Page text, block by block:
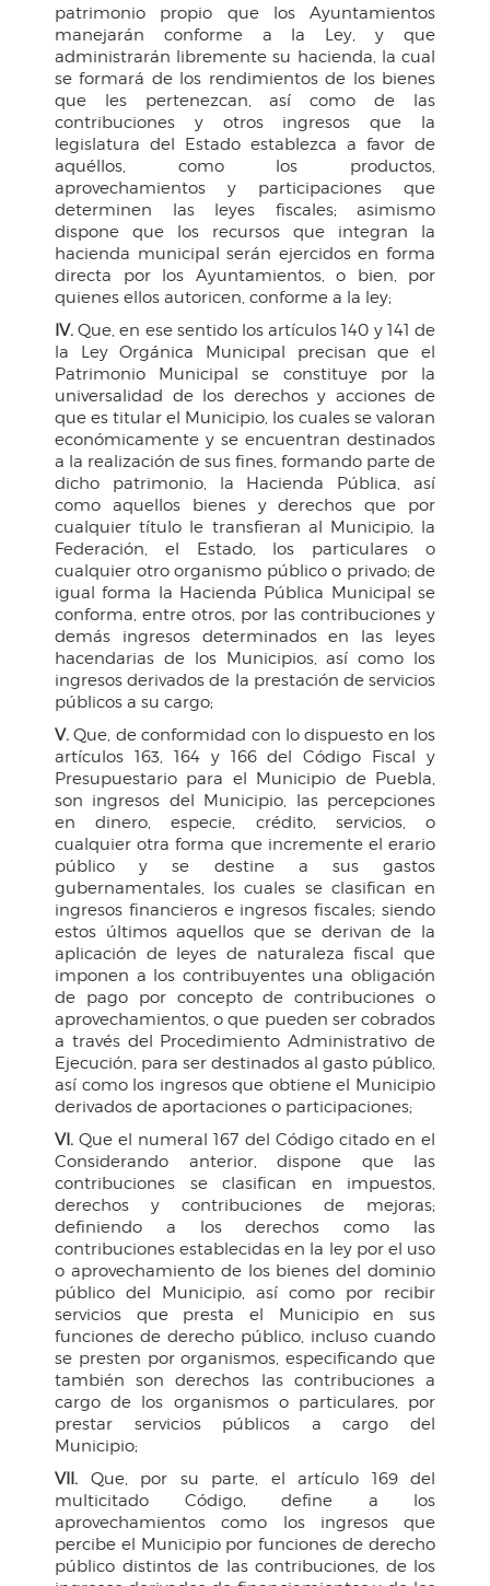
patrimonio propio que los Ayuntamientos
manejarán conforme a la Ley, y que
administrarán libremente su hacienda, la cual
se formará de los rendimientos de los bienes
que les pertenezcan, así como de las
contribuciones y otros ingresos que la
legislatura del Estado establezca a favor de
aquéllos, como los productos,
aprovechamientos y participaciones que
determinen las leyes fiscales; asimismo
dispone que los recursos que integran la
hacienda municipal serán ejercidos en forma
directa por los Ayuntamientos, o bien, por
quienes ellos autoricen, conforme a la ley;
IV. Que, en ese sentido los artículos 140 y 141 de
la Ley Orgánica Municipal precisan que el
Patrimonio Municipal se constituye por la
universalidad de los derechos y acciones de
que es titular el Municipio, los cuales se valoran
económicamente y se encuentran destinados
a la realización de sus fines, formando parte de
dicho patrimonio, la Hacienda Pública, así
como aquellos bienes y derechos que por
cualquier título le transfieran al Municipio, la
Federación, el Estado, los particulares o
cualquier otro organismo público o privado; de
igual forma la Hacienda Pública Municipal se
conforma, entre otros, por las contribuciones y
demás ingresos determinados en las leyes
hacendarias de los Municipios, así como los
ingresos derivados de la prestación de servicios
públicos a su cargo;
V. Que, de conformidad con lo dispuesto en los
artículos 163, 164 y 166 del Código Fiscal y
Presupuestario para el Municipio de Puebla,
son ingresos del Municipio, las percepciones
en dinero, especie, crédito, servicios, o
cualquier otra forma que incremente el erario
público y se destine a sus gastos
gubernamentales, los cuales se clasifican en
ingresos financieros e ingresos fiscales; siendo
estos últimos aquellos que se derivan de la
aplicación de leyes de naturaleza fiscal que
imponen a los contribuyentes una obligación
de pago por concepto de contribuciones o
aprovechamientos, o que pueden ser cobrados
a través del Procedimiento Administrativo de
Ejecución, para ser destinados al gasto público,
así como los ingresos que obtiene el Municipio
derivados de aportaciones o participaciones;
VI. Que el numeral 167 del Código citado en el
Considerando anterior, dispone que las
contribuciones se clasifican en impuestos,
derechos y contribuciones de mejoras;
definiendo a los derechos como las
contribuciones establecidas en la ley por el uso
o aprovechamiento de los bienes del dominio
público del Municipio, así como por recibir
servicios que presta el Municipio en sus
funciones de derecho público, incluso cuando
se presten por organismos, especificando que
también son derechos las contribuciones a
cargo de los organismos o particulares, por
prestar servicios públicos a cargo del
Municipio;
VII. Que, por su parte, el artículo 169 del
multicitado Código, define a los
aprovechamientos como los ingresos que
percibe el Municipio por funciones de derecho
público distintos de las contribuciones, de los